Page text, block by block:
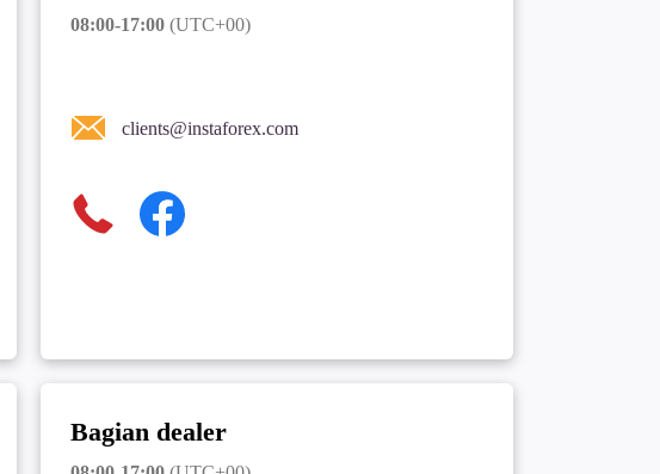
08:00-17:00(UTC+00)
clients@instaforex.com
Bagian dealer